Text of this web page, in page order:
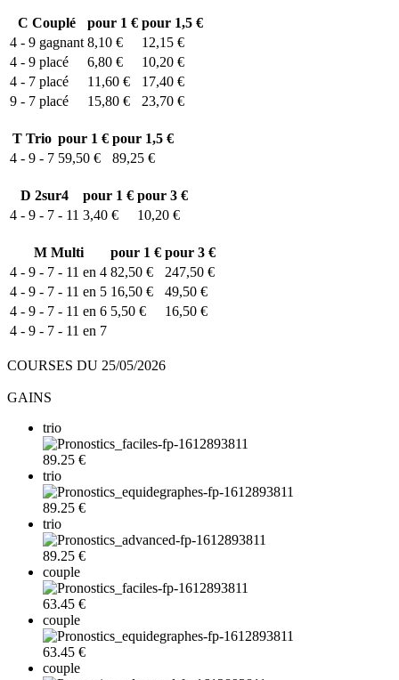
C Couplé pour 1 € pour 1,5 €
4 - 9 gagnant 8,10 €
12,15 €
4 - 9 placé 6,80 €
10,20 €
4 - 7 placé 11,60 €
17,40 €
9 - 7 placé 15,80 € 23,70 €
T Trio pour 1 € pour 1,5 €
4 - 9 - 7 59,50 € 89,25 €
D 2sur4 pour 1 € pour 3 €
4 - 9 - 7 - 11 3,40 € 10,20 €
MMulti pour 1 € pour 3 €
4 - 9 - 7 - 11 en 4 82,50 €
247,50 €
4 - 9 - 7 - 11 en 5 16,50 €
49,50 €
4 - 9 - 7 - 11 en 6 5,50 €
16,50 €
4 - 9 - 7 - 11 en 7
COURSES DU 25/05/2026
GAINS
trio
89.25 €
trio
89.25 €
trio
89.25 €
couple
63.45 €
couple
63.45 €
couple